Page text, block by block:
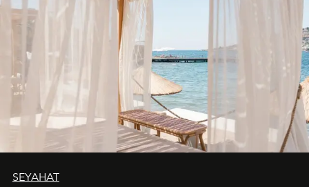
SEYAHAT